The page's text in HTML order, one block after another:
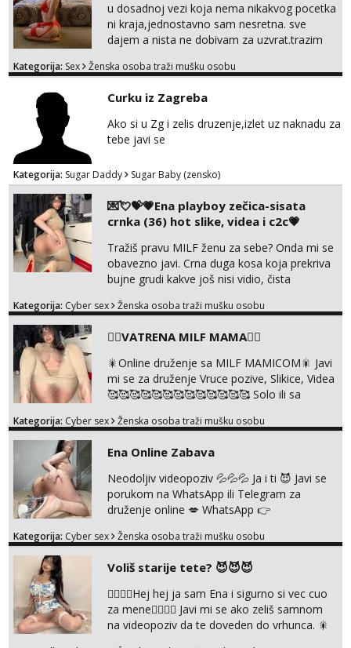
u dosadnoj vezi koja nema nikakvog pocetka
ni kraja,jednostavno sam nesretna. sve
dajem a nista ne dobivam za uzvrat.trazim
trazim puno samo malo njeznosti i
poljupce po tijelu koji me jako
pale,obozavam kad muskarac preuzme
kontrolu . javi se :) Klikni na link ispod i nadji
me tamo, cekam te!
Kategorija: Sex Ženska osoba traži mušku osobu
Curku iz Zagreba
Ako si u Zg i zelis druzenje,izlet uz naknadu za
tebe javi se
Kategorija: Sugar Daddy Sugar Baby (zensko)
💌💘💝💗Ena playboy zečica-sisata
crnka (36) hot slike, videa i c2c💗
Tražiš pravu MILF ženu za sebe? Onda mi se
obavezno javi. Crna duga kosa koja prekriva
bujne grudi kakve još nisi vidio, čista
pričam. Prave pune usne koje će ti se urezati
Uvijek sam spremna za ONLOINE zabavu.
Volim vruće u porukama uz pokoju fotku.
Radim slikice i videa po tvojoj želji te imam
raznih mater...
Kategorija: Cyber sex Ženska osoba traži mušku osobu
❤️‍🔥VATRENA MILF MAMA❤️‍🔥
🎇Online druženje sa MILF MAMICOM🎇 Javi
mi se za druženje Vruce pozive, Slikice, Videa
🥰🥰🥰🥰🥰🥰🥰🥰🥰🥰🥰🥰🥰 Solo ili sa
WhatsApp ili Telegram WhatsApp 👉
@enafriedrichkis 🤬NE RADIM SASTANKE I
DRUZENJA UZIVO🤬
Kategorija: Cyber sex Ženska osoba traži mušku osobu
Ena Online Zabava
Neodoljiv videopoziv 💦💦💦 Ja i ti 😈 Javi se
porukom na WhatsApp ili Telegram za
druženje online 💋 WhatsApp 👉
@enafriedrichkis NEE radimo sastnke uzivo
Kategorija: Cyber sex Ženska osoba traži mušku osobu
Voliš starije tete? 😈😈😈
❤️‍🔥❤️‍🔥Hej hej ja sam Ena i sigurno si vec cuo
za mene❤️‍🔥❤️‍🔥 Javi mi se ako zeliš samnom
na videopoziv da te doveden do vrhunca. 🎇